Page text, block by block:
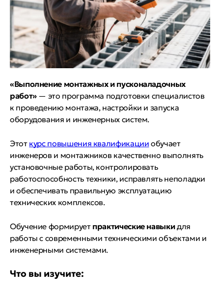
«Выполнение монтажных и пусконаладочных
работ»— это программа подготовки специалистов
к проведению монтажа, настройки и запуска
оборудования и инженерных систем.
Этот курс повышения квалификации обучает
инженеров и монтажников качественно выполнять
установочные работы, контролировать
работоспособность техники, исправлять неполадки
и обеспечивать правильную эксплуатацию
технических комплексов.
Обучение формирует практические навыкидля
работы с современными техническими объектами и
инженерными системами.
Что вы изучите: